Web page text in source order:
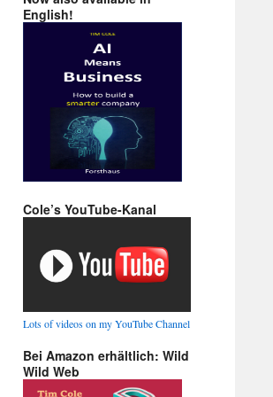
English!
Cole’s YouTube-Kanal
Lots of videos on my YouTube Channel
Bei Amazon erhältlich: Wild
Wild Web